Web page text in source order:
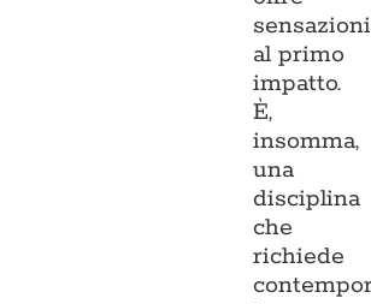
sensazioni
al primo
impatto.
È,
insomma,
una
disciplina
che
richiede